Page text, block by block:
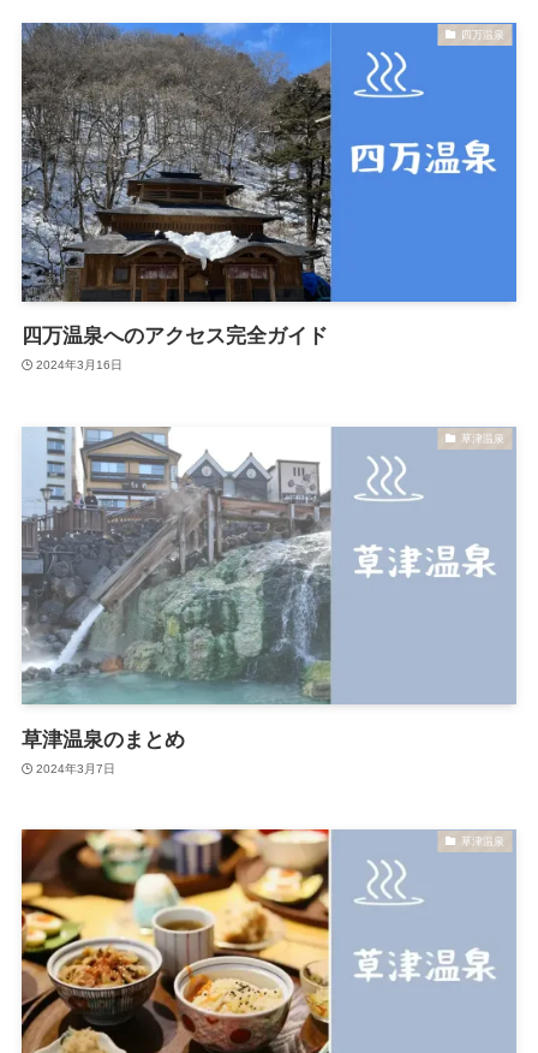
四万温泉
四万温泉へのアクセス完全ガイド
2024年3月16日
草津温泉
草津温泉のまとめ
2024年3月7日
草津温泉